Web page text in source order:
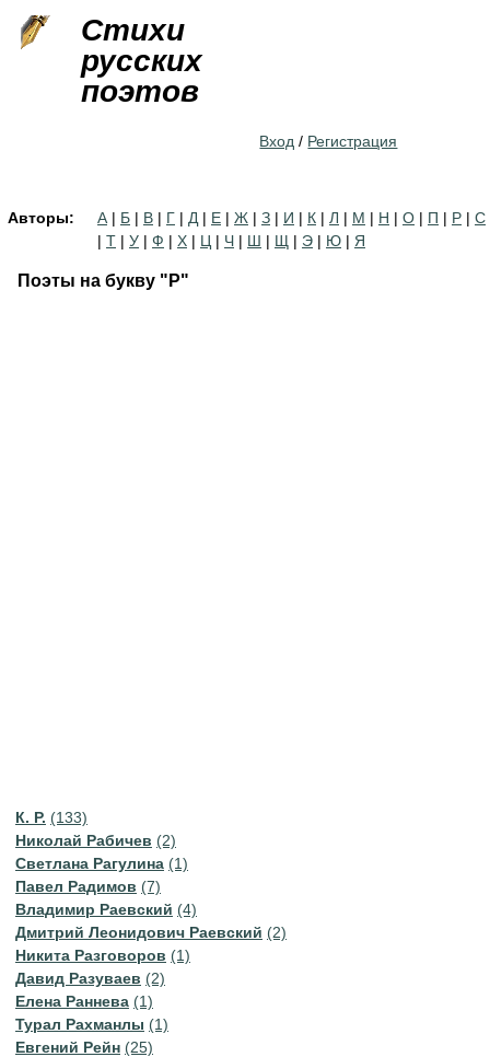
Стихи
русских
поэтов
Вход / Регистрация
Авторы: А | Б | В | Г | Д | Е | Ж | З | И | К | Л | М | Н | О | П | Р | С
| Т | У | Ф | Х | Ц | Ч | Ш | Щ | Э | Ю | Я
Поэты на букву "Р"
К. Р. (133)
Николай Рабичев (2)
Светлана Рагулина (1)
Павел Радимов (7)
Владимир Раевский (4)
Дмитрий Леонидович Раевский (2)
Никита Разговоров (1)
Давид Разуваев (2)
Елена Раннева (1)
Турал Рахманлы (1)
Евгений Рейн (25)